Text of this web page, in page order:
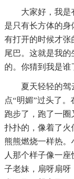
大家好，我是有
是只有长方体的
有打开的时候才张
尾巴。这就是我
的。你猜到我是谁
夏天轻轻的驾云
点“明媚”过头了
跑步了，跑了一
扑扑的，像着了火
熊熊燃烧一样热
人那个样子像一
子老妹，扇呀扇呀